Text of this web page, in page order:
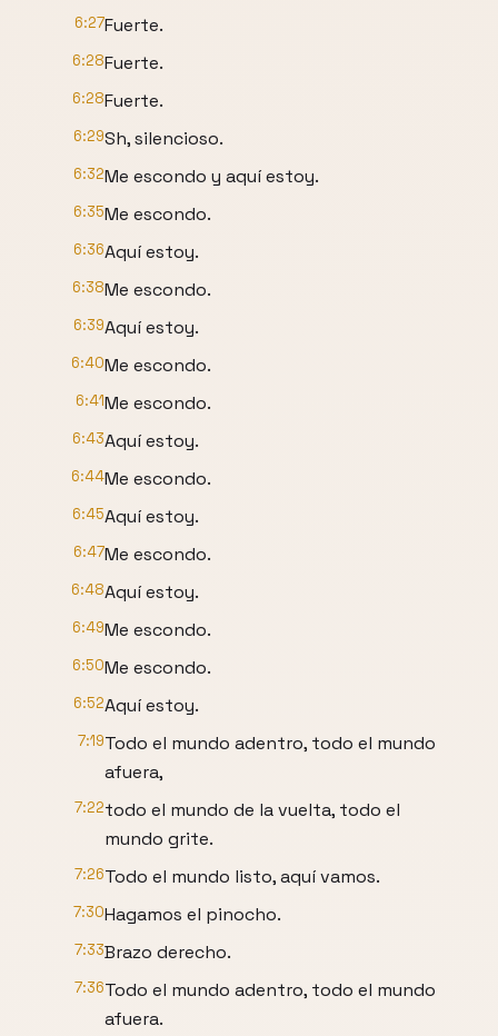
6:27Fuerte.
6:28Fuerte.
6:28Fuerte.
6:29Sh, silencioso.
6:32Me escondo y aquí estoy.
6:35Me escondo.
6:36Aquí estoy.
6:38Me escondo.
6:39Aquí estoy.
6:40Me escondo.
6:41Me escondo.
6:43Aquí estoy.
6:44Me escondo.
6:45Aquí estoy.
6:47Me escondo.
6:48Aquí estoy.
6:49Me escondo.
6:50Me escondo.
6:52Aquí estoy.
7:19Todo el mundo adentro, todo el mundo
afuera,
7:22todo el mundo de la vuelta, todo el
mundo grite.
7:26Todo el mundo listo, aquí vamos.
7:30Hagamos el pinocho.
7:33Brazo derecho.
7:36Todo el mundo adentro, todo el mundo
afuera.